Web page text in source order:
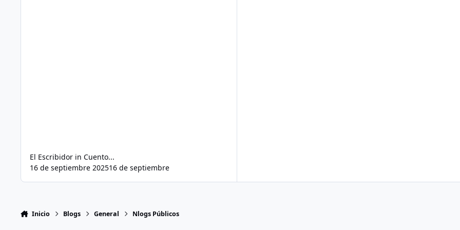
El Escribidorin Cuento...
16 de septiembre 202516 de septiembre
Inicio Blogs General Nlogs Públicos